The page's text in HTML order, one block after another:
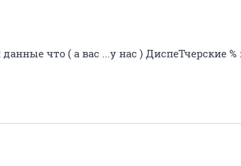
что ( а вас ...у нас ) ДиспеТчерские